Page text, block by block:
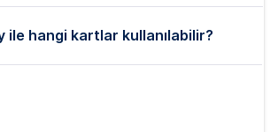
ile hangi kartlar kullanılabilir?